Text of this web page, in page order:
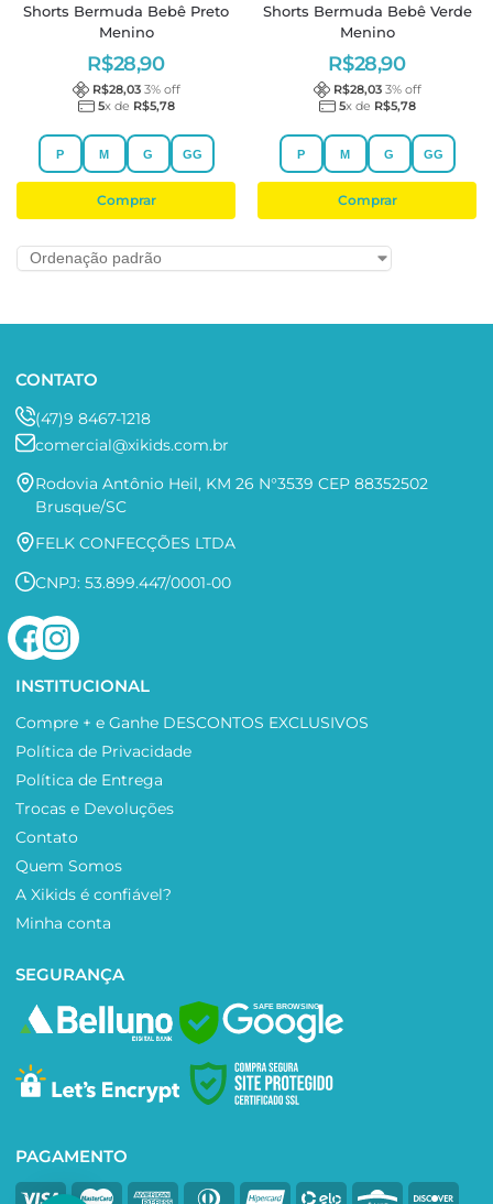
Shorts Bermuda Bebê Preto
Menino
R$28,90
R$28,03 3% off
5x de R$5,78
P M G GG
Comprar
Shorts Bermuda Bebê Verde
Menino
R$28,90
R$28,03 3% off
5x de R$5,78
P M G GG
Comprar
CONTATO
(47)9 8467-1218
comercial@xikids.com.br
Rodovia Antônio Heil, KM 26 N°3539 CEP 88352502
Brusque/SC
FELK CONFECÇÕES LTDA
CNPJ: 53.899.447/0001-00
INSTITUCIONAL
Compre + e Ganhe DESCONTOS EXCLUSIVOS
Política de Privacidade
Política de Entrega
Trocas e Devoluções
Contato
Quem Somos
A Xikids é confiável?
Minha conta
SEGURANÇA
SAFE BROWSING
PAGAMENTO